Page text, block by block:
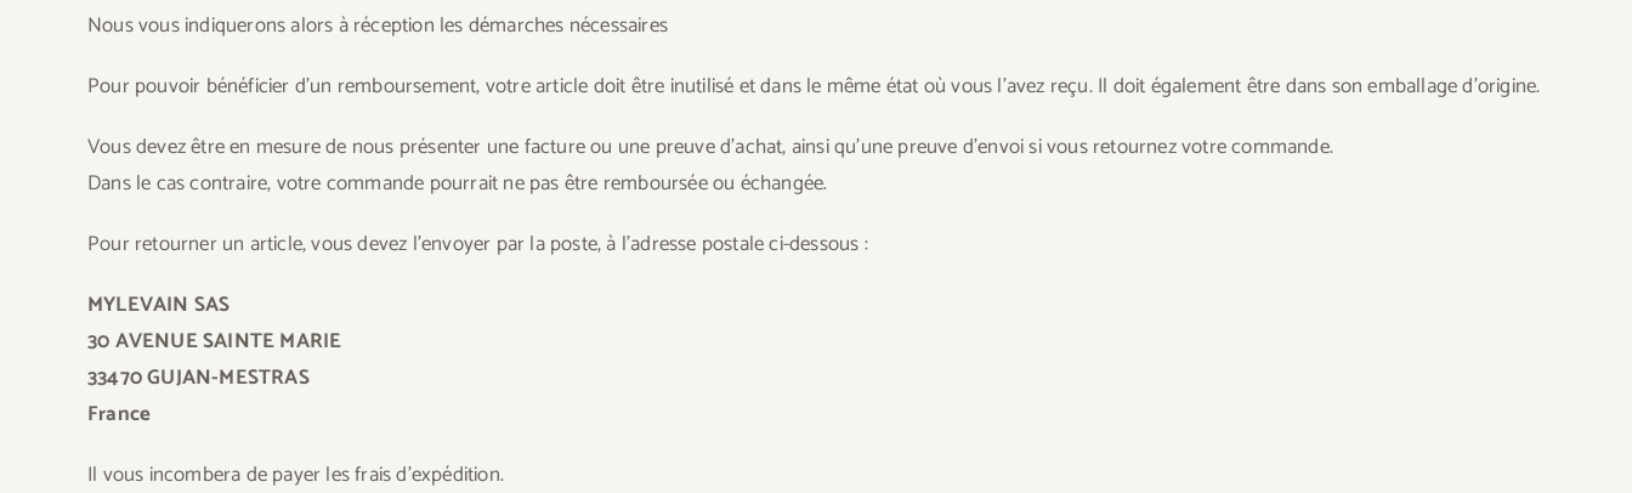
Nous vous indiquerons alors à réception les démarches nécessaires
Pour pouvoir bénéficier d’un remboursement, votre article doit être inutilisé et dans le même état où vous l’avez reçu. Il doit également être dans son emballage d’origine.
Vous devez être en mesure de nous présenter une facture ou une preuve d’achat, ainsi qu’une preuve d’envoi si vous retournez votre commande.
Dans le cas contraire, votre commande pourrait ne pas être remboursée ou échangée.
Pour retourner un article, vous devez l’envoyer par la poste, à l’adresse postale ci-dessous :
MYLEVAIN SAS
30 AVENUE SAINTE MARIE
33470 GUJAN-MESTRAS
France
Il vous incombera de payer les frais d’expédition.